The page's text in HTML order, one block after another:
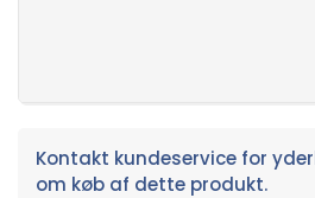
Kontakt kundeservice for
om køb af dette produkt.